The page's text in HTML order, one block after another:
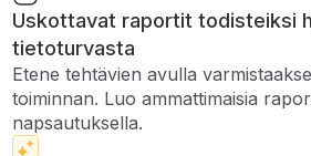
Uskottavat raportit todisteiksi
tietoturvasta
Etene tehtävien avulla
toiminnan. Luo ammattimaisia
napsautuksella.